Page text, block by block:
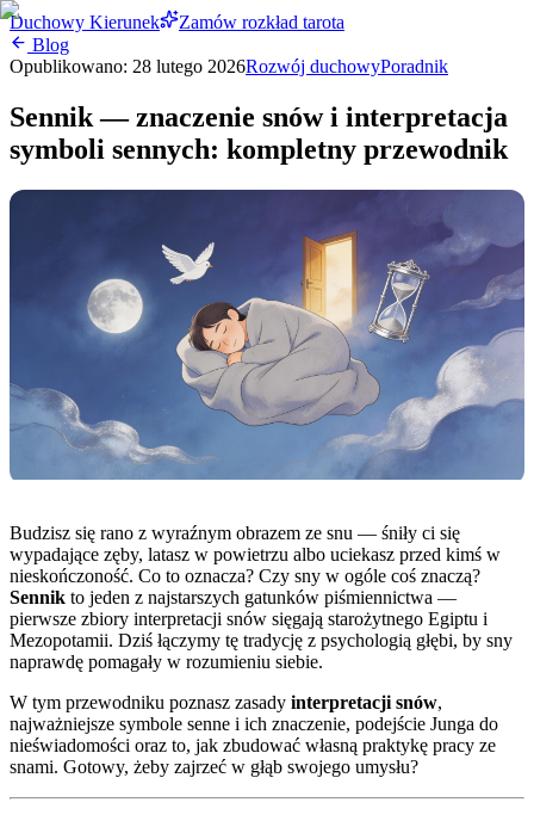
Duchowy Kierunek
Zamów rozkład tarota
Blog
Opublikowano: 28 lutego 2026Rozwój duchowyPoradnik
Sennik — znaczenie snów i interpretacja
symboli sennych: kompletny przewodnik
Budzisz się rano z wyraźnym obrazem ze snu — śniły ci się
wypadające zęby, latasz w powietrzu albo uciekasz przed kimś w
nieskończoność. Co to oznacza? Czy sny w ogóle coś znaczą?
Sennik to jeden z najstarszych gatunków piśmiennictwa —
pierwsze zbiory interpretacji snów sięgają starożytnego Egiptu i
Mezopotamii. Dziś łączymy tę tradycję z psychologią głębi, by sny
naprawdę pomagały w rozumieniu siebie.
W tym przewodniku poznasz zasady interpretacji snów,
najważniejsze symbole senne i ich znaczenie, podejście Junga do
nieświadomości oraz to, jak zbudować własną praktykę pracy ze
snami. Gotowy, żeby zajrzeć w głąb swojego umysłu?